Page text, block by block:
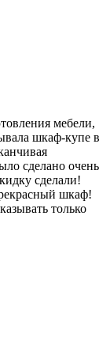
мебели,
шкаф-купе в
сделано очень
сделали!
шкаф!
только